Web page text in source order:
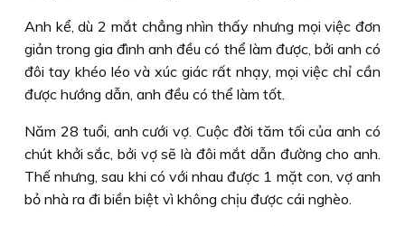
Anh kể, dù 2 mắt chẳng nhìn thấy nhưng mọi việc đơn
giản trong gia đình anh đều có thể làm được, bởi anh có
đôi tay khéo léo và xúc giác rất nhạy, mọi việc chỉ cần
được hướng dẫn, anh đều có thể làm tốt.
Năm 28 tuổi, anh cưới vợ. Cuộc đời tăm tối của anh có
chút khởi sắc, bởi vợ sẽ là đôi mắt dẫn đường cho anh.
Thế nhưng, sau khi có với nhau được 1 mặt con, vợ anh
bỏ nhà ra đi biền biệt vì không chịu được cái nghèo.